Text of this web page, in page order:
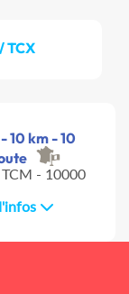
TCX
10 km - 10
- 10000